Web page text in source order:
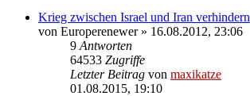
Krieg zwischen Israel und Iran verhindern
von Europerenewer» 16.08.2012, 23:06
9 Antworten
64533 Zugriffe
Letzter Beitrag von maxikatze
01.08.2015, 19:10